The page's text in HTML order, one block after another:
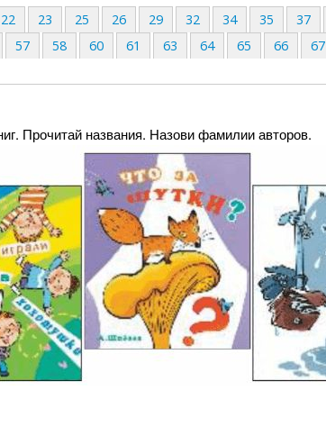
22 23 25 26 29 32 34 35 37
57 58 60 61 63 64 65 66 67
Прочитай названия. Назови фамилии авторов.